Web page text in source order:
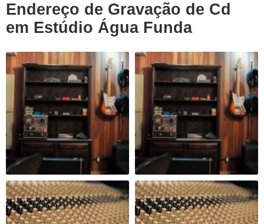
Endereço de Gravação de Cd
em Estúdio Água Funda